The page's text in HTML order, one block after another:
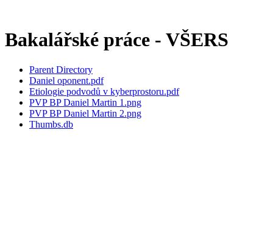
Bakalářské práce - VŠERS
Parent Directory
Daniel oponent.pdf
Etiologie podvodů v kyberprostoru.pdf
PVP BP Daniel Martin 1.png
PVP BP Daniel Martin 2.png
Thumbs.db